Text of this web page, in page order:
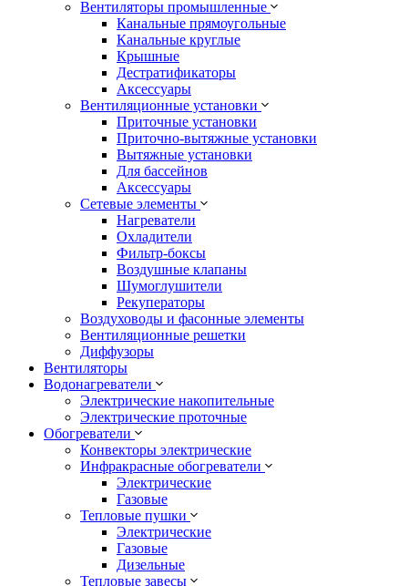
Вентиляторы промышленные
Канальные прямоугольные
Канальные круглые
Крышные
Дестратификаторы
Аксессуары
Вентиляционные установки
Приточные установки
Приточно-вытяжные установки
Вытяжные установки
Для бассейнов
Аксессуары
Сетевые элементы
Нагреватели
Охладители
Фильтр-боксы
Воздушные клапаны
Шумоглушители
Рекуператоры
Воздуховоды и фасонные элементы
Вентиляционные решетки
Диффузоры
Вентиляторы
Водонагреватели
Электрические накопительные
Электрические проточные
Обогреватели
Конвекторы электрические
Инфракрасные обогреватели
Электрические
Газовые
Тепловые пушки
Электрические
Газовые
Дизельные
Тепловые завесы